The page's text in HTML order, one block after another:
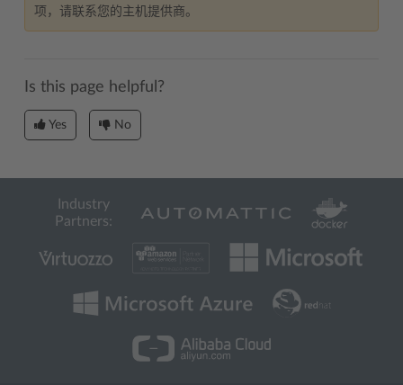
项，请联系您的主机提供商。
Is this page helpful?
Yes No
Industry
Partners: